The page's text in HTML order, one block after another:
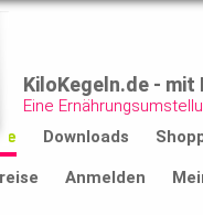
KiloKegeln.de - mit
Eine
Downloads
Anmelden